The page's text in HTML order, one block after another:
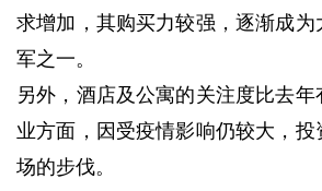
求增加，其购买力较强，逐渐成为
军之一。
另外，酒店及公寓的关注度比去
业方面，因受疫情影响仍较大，
场的步伐。